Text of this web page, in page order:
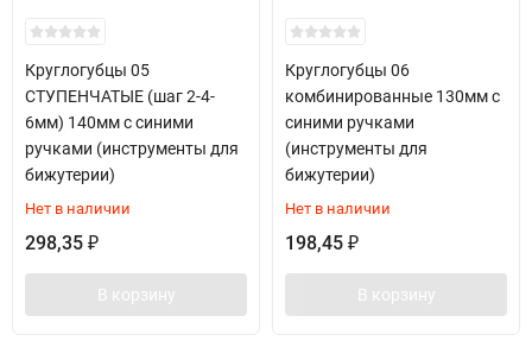
Круглогубцы 05
СТУПЕНЧАТЫЕ (шаг 2-4-
6мм) 140мм с синими
ручками (инструменты для
бижутерии)
Нет в наличии
298,35 ₽
В корзину
Круглогубцы 06
комбинированные 130мм с
синими ручками
(инструменты для
бижутерии)
Нет в наличии
198,45 ₽
В корзину